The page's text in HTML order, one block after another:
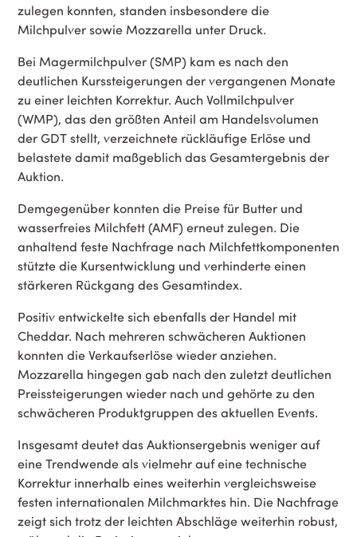
zulegen konnten, standen insbesondere die
Milchpulver sowie Mozzarella unter Druck.
Bei Magermilchpulver (SMP) kam es nach den
deutlichen Kurssteigerungen der vergangenen Monate
zu einer leichten Korrektur. Auch Vollmilchpulver
(WMP), das den größten Anteil am Handelsvolumen
der GDT stellt, verzeichnete rückläufige Erlöse und
belastete damit maßgeblich das Gesamtergebnis der
Auktion.
Demgegenüber konnten die Preise für Butter und
wasserfreies Milchfett (AMF) erneut zulegen. Die
anhaltend feste Nachfrage nach Milchfettkomponenten
stützte die Kursentwicklung und verhinderte einen
stärkeren Rückgang des Gesamtindex.
Positiv entwickelte sich ebenfalls der Handel mit
Cheddar. Nach mehreren schwächeren Auktionen
konnten die Verkaufserlöse wieder anziehen.
Mozzarella hingegen gab nach den zuletzt deutlichen
Preissteigerungen wieder nach und gehörte zu den
schwächeren Produktgruppen des aktuellen Events.
Insgesamt deutet das Auktionsergebnis weniger auf
eine Trendwende als vielmehr auf eine technische
Korrektur innerhalb eines weiterhin vergleichsweise
festen internationalen Milchmarktes hin. Die Nachfrage
zeigt sich trotz der leichten Abschläge weiterhin robust,